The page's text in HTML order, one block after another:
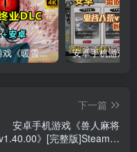
PC/安卓游戏《暖雪最新v3.1.0.1》终业DLC整合版！
下一篇
安卓手机游戏《兽人麻将
》[完整版]Steam移